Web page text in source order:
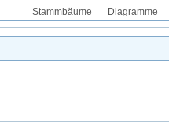
Stammbäume Diagramme